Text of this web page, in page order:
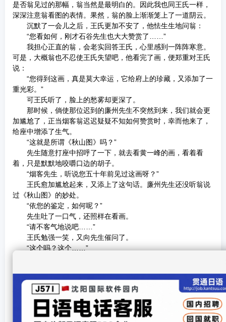
是否翁见过的那幅，翁当然是最明白的。因此我也同王氏一样，
深深注意翁看图的表情。果然，翁的脸上渐渐笼上了一道阴云。
沉默了一会儿之后，王氏更加不安了，他怯生生地问翁：
“您看如何，刚才石谷先生也大大赞赏了……”
我担心正直的翁，会老实回答王氏，心里感到一阵阵寒意。
可是，大概翁也不忍使王氏失望吧，他看完了画，便郑重对王氏
说：
“您得到这画，真是莫大幸运，它给府上的珍藏，又添加了一
重光彩。”
可王氏听了，脸上的愁雾却更深了。
那时候，倘使那位迟到的廉州先生不突然到来，我们就会更
加尴尬了，正当烟客翁迟迟疑疑不知如何赞赏时，幸而他来了，
给座中增添了生气。
“这就是所谓《秋山图》吗？”
先生随意打座中招呼了一下，就去看黄一峰的画，看着看
着，只是默默地咬嚼口边的胡子。
“烟客先生，听说您五十年前见过这画呀？”
王氏愈加尴尬起来，又添上了这句话。廉州先生还没听翁说
过《秋山图》的妙处。
“依您的鉴定，如何呢？”
先生吐了一口气，还照样在看画。
“请不客气地说吧……”
王氏勉强一笑，又向先生催问了。
“这个吗？这个……”
“这是痴翁第一名作……请看，这云烟的浓淡，多么泼辣的气
概；这林木的色彩，正可说天造地设。那儿不是一座远峰么，从
整个布局中，多么生动的气韵呀。”
一直没开口的廉州先生，对王氏—一指出画的佳处，开始大